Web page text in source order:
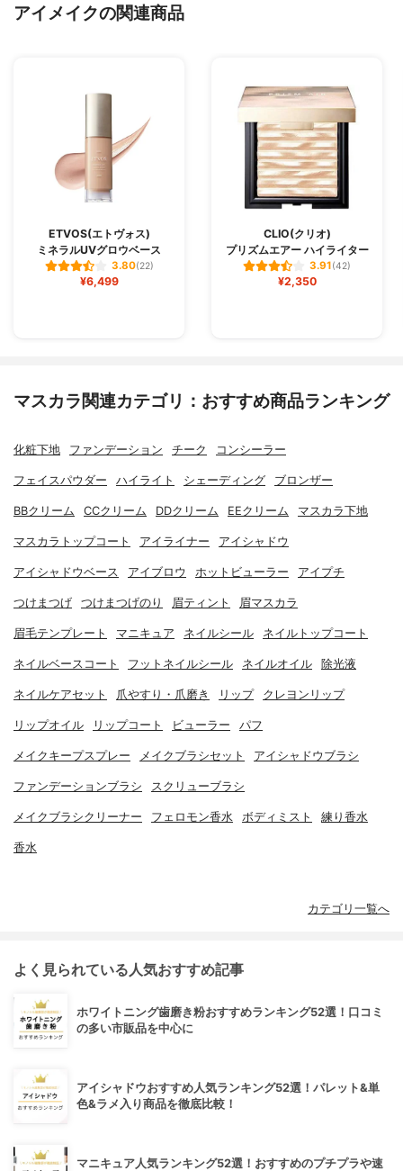
アイメイクの関連商品
ETVOS(エトヴォス)
ミネラルUVグロウベース
3.80(22)
¥6,499
CLIO(クリオ)
プリズムエアー ハイライター
3.91(42)
¥2,350
マスカラ関連カテゴリ：おすすめ商品ランキング
化粧下地 ファンデーション チーク コンシーラー
フェイスパウダー ハイライト シェーディング ブロンザー
BBクリーム CCクリーム DDクリーム EEクリーム マスカラ下地
マスカラトップコート アイライナー アイシャドウ
アイシャドウベース アイブロウ ホットビューラー アイプチ
つけまつげ つけまつげのり 眉ティント 眉マスカラ
眉毛テンプレート マニキュア ネイルシール ネイルトップコート
ネイルベースコート フットネイルシール ネイルオイル 除光液
ネイルケアセット 爪やすり・爪磨き リップ クレヨンリップ
リップオイル リップコート ビューラー パフ
メイクキープスプレー メイクブラシセット アイシャドウブラシ
ファンデーションブラシ スクリューブラシ
メイクブラシクリーナー フェロモン香水 ボディミスト 練り香水
香水
カテゴリ一覧へ
よく見られている人気おすすめ記事
ホワイトニング歯磨き粉おすすめランキング52選！口コミ
の多い市販品を中心に
アイシャドウおすすめ人気ランキング52選！パレット&単
色&ラメ入り商品を徹底比較！
マニキュア人気ランキング52選！おすすめのプチプラや速